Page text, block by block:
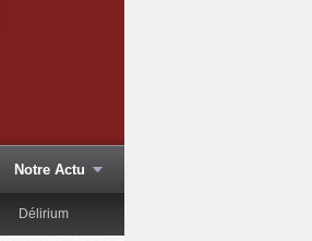
Notre Actu
Délirium